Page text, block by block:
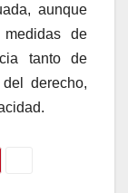
aunque
de
tanto de
derecho,